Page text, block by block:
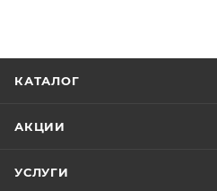
фотографий, фильмов и веб-
требуется точная передача
КАТАЛОГ
АКЦИИ
УСЛУГИ